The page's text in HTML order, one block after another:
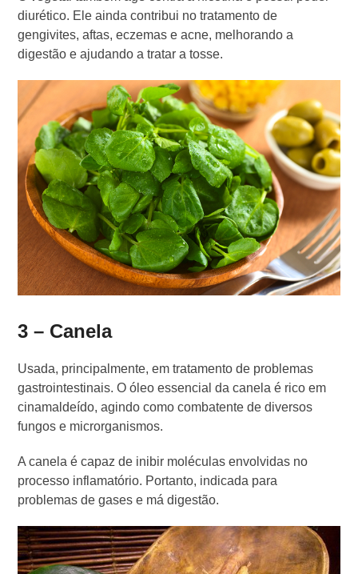
diurético. Ele ainda contribui no tratamento de
gengivites, aftas, eczemas e acne, melhorando a
digestão e ajudando a tratar a tosse.
3 – Canela
Usada, principalmente, em tratamento de problemas
gastrointestinais. O óleo essencial da canela é rico em
cinamaldeído, agindo como combatente de diversos
fungos e microrganismos.
A canela é capaz de inibir moléculas envolvidas no
processo inflamatório. Portanto, indicada para
problemas de gases e má digestão.